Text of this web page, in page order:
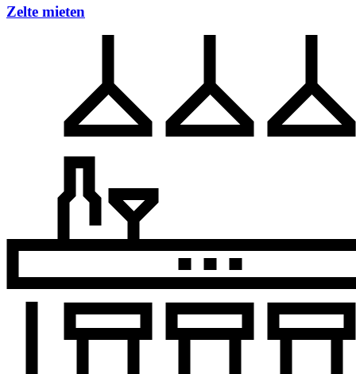
Zelte mieten